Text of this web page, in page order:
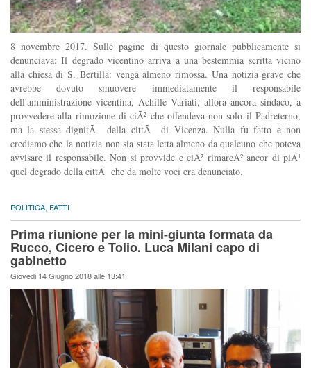
8 novembre 2017. Sulle pagine di questo giornale pubblicamente si
denunciava: Il degrado vicentino arriva a una bestemmia scritta vicino
alla chiesa di S. Bertilla: venga almeno rimossa. Una notizia grave che
avrebbe dovuto smuovere immediatamente il responsabile
dell'amministrazione vicentina, Achille Variati, allora ancora sindaco, a
provvedere alla rimozione di ciÃ² che offendeva non solo il Padreterno,
ma la stessa dignitÃ della cittÃ di Vicenza. Nulla fu fatto e non
crediamo che la notizia non sia stata letta almeno da qualcuno che poteva
avvisare il responsabile. Non si provvide e ciÃ² rimarcÃ² ancor di piÃ¹
quel degrado della cittÃ che da molte voci era denunciato.
POLITICA FATTI
Prima riunione per la mini-giunta formata da
Rucco, Cicero e Tolio. Luca Milani capo di
gabinetto
Giovedi 14 Giugno 2018 alle 13:41